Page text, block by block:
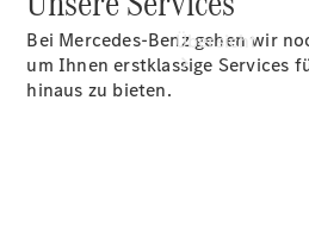
Übersicht
Bei Mercedes-Benz gehen wir
um Ihnen erstklassige Services
hinaus zu bieten.